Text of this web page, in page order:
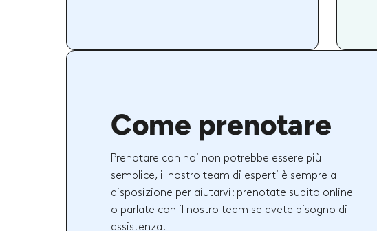
Come prenotare
Prenotare con noi non potrebbe essere più
semplice, il nostro team di esperti è sempre a
disposizione per aiutarvi: prenotate subito online
o parlate con il nostro team se avete bisogno di
assistenza.